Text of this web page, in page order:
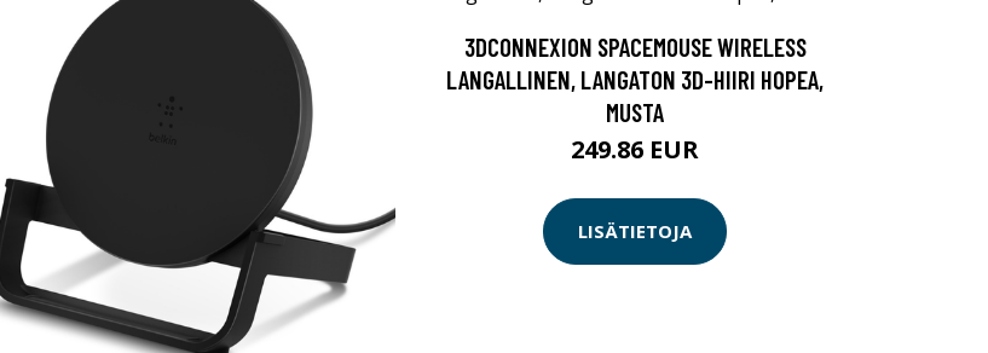
3DCONNEXION SPACEMOUSE WIRELESS
LANGALLINEN, LANGATON 3D-HIIRI HOPEA,
MUSTA
249.86 EUR
LISÄTIETOJA